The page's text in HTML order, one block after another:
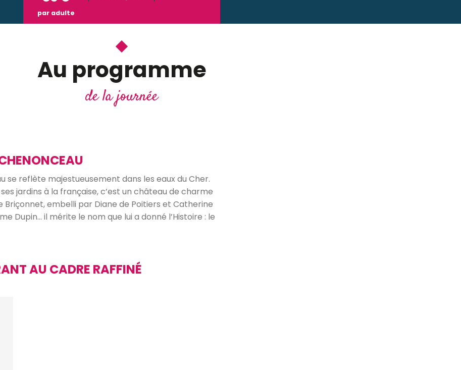
par adulte
Au programme
de la journée
se reflète majestueusement dans les eaux du Cher.
jardins à la française, c’est un château de charme
embelli par Diane de Poitiers et Catherine
Dupin… il mérite le nom que lui a donné l’Histoire : le
AU CADRE RAFFINÉ